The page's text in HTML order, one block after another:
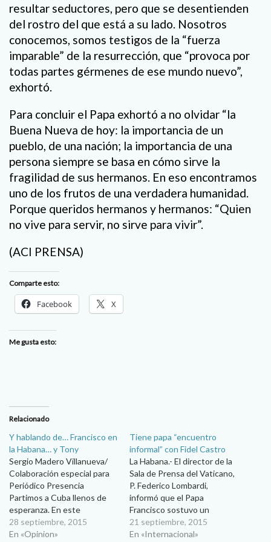
resultar seductores, pero que se desentienden
del rostro del que está a su lado. Nosotros
conocemos, somos testigos de la “fuerza
imparable” de la resurrección, que “provoca por
todas partes gérmenes de ese mundo nuevo”,
exhortó.
Para concluir el Papa exhortó a no olvidar “la
Buena Nueva de hoy: la importancia de un
pueblo, de una nación; la importancia de una
persona siempre se basa en cómo sirve la
fragilidad de sus hermanos. En eso encontramos
uno de los frutos de una verdadera humanidad.
Porque queridos hermanos y hermanos: “Quien
no vive para servir, no sirve para vivir”.
(ACI PRENSA)
Comparte esto:
Facebook X
Me gusta esto:
Relacionado
Y hablando de… Francisco en
la Habana… y Tony
Sergio Madero Villanueva/
Colaboración especial para
Periódico Presencia
Partimos a Cuba llenos de
esperanza. En este
peregrinar como en la vida
me acompaña Irma.
28 septiembre, 2015
En «Opinion»
Tiene papa “encuentro
informal” con Fidel Castro
La Habana.- El director de la
Sala de Prensa del Vaticano,
P. Federico Lombardi,
informó que el Papa
Francisco sostuvo un
“encuentro informal” este
domingo con Fidel Castro,
21 septiembre, 2015
En «Internacional»